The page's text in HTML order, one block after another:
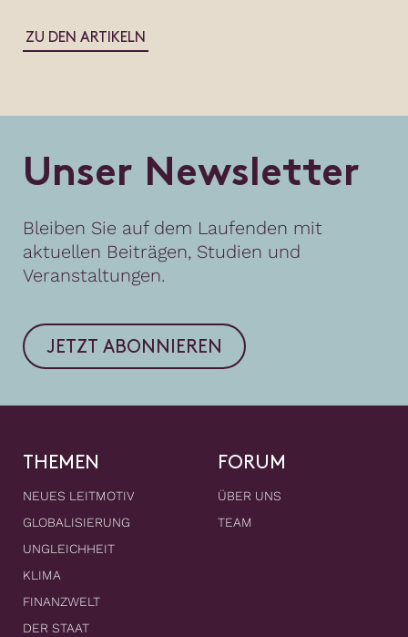
ZU DEN ARTIKELN
Unser Newsletter
Bleiben Sie auf dem Laufenden mit
aktuellen Beiträgen, Studien und
Veranstaltungen.
JETZT ABONNIEREN
THEMEN
NEUES LEITMOTIV
GLOBALISIERUNG
UNGLEICHHEIT
KLIMA
FINANZWELT
DER STAAT
FORUM
ÜBER UNS
TEAM